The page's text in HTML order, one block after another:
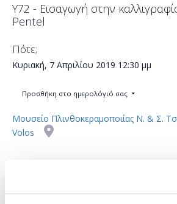
Υ72 - Εισαγωγή στην
Pentel
Πότε;
Κυριακή, 7 Απριλίου 2019 12:30 μμ
Προσθήκη στο ημερολόγιό σας
Μουσείο Πλινθοκεραμοποιίας Ν. & Σ.
Volos
όλα τα υλικά